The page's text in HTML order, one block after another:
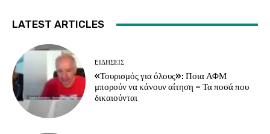
LATEST ARTICLES
EΙΔΗΣΕΙΣ
«Τουρισμός για όλους»: Ποια ΑΦΜ
μπορούν να κάνουν αίτηση – Τα ποσά που
δικαιούνται